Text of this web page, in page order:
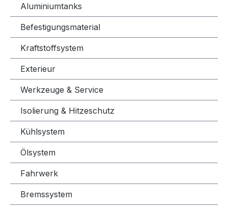
Aluminiumtanks
Befestigungsmaterial
Kraftstoffsystem
Exterieur
Werkzeuge & Service
Isolierung & Hitzeschutz
Kühlsystem
Ölsystem
Fahrwerk
Bremssystem